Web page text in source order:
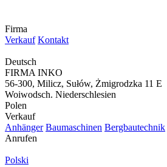
Firma
Verkauf Kontakt
Deutsch
FIRMA INKO
56-300, Milicz, Sułów, Żmigrodzka 11 E
Woiwodsch. Niederschlesien
Polen
Verkauf
Anhänger Baumaschinen Bergbautechnik
Anrufen
Polski